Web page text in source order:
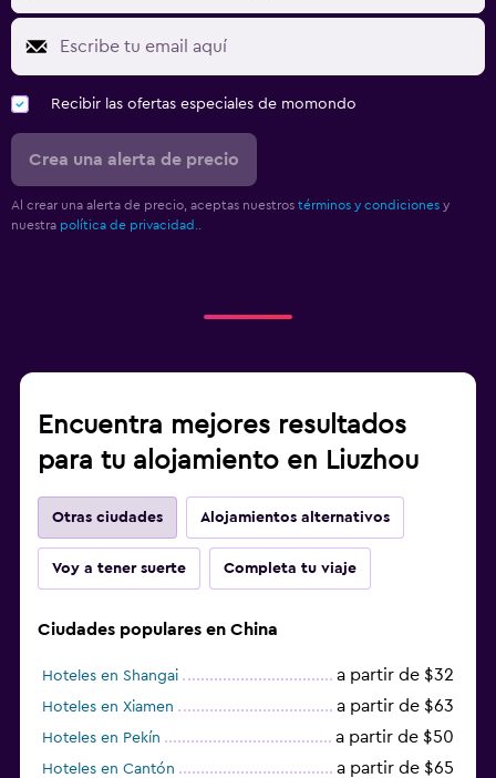
Recibir las ofertas especiales de momondo
Crea una alerta de precio
Al crear una alerta de precio, aceptas nuestros términos y condiciones y
nuestra política de privacidad.
Encuentra mejores resultados
para tu alojamiento en Liuzhou
Otras ciudades Alojamientos alternativos
Voy a tener suerte Completa tu viaje
Ciudades populares en China
Hoteles en Shangai a partir de $32
Hoteles en Xiamen a partir de $63
Hoteles en Pekín a partir de $50
Hoteles en Cantón a partir de $65